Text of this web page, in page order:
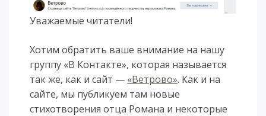
Уважаемые читатели!
Хотим обратить ваше внимание на нашу
группу «В Контакте», которая называется
так же, как и сайт — «Ветрово». Как и на
сайте, мы публикуем там новые
стихотворения отца Романа и некоторые